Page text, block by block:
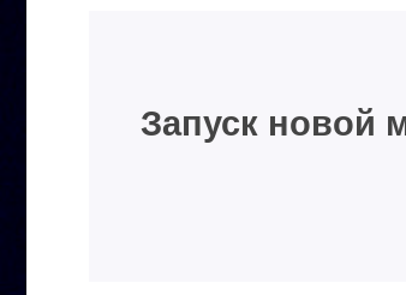
Запуск новой